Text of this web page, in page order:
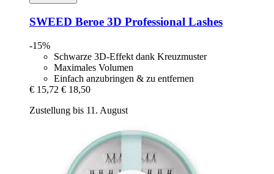
SWEED Beroe 3D Professional Lashes
-15%
Schwarze 3D-Effekt dank Kreuzmuster
Maximales Volumen
Einfach anzubringen & zu entfernen
€ 15,72 € 18,50
Zustellung bis 11. August